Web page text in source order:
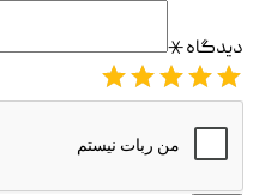
دیدگاه⚹